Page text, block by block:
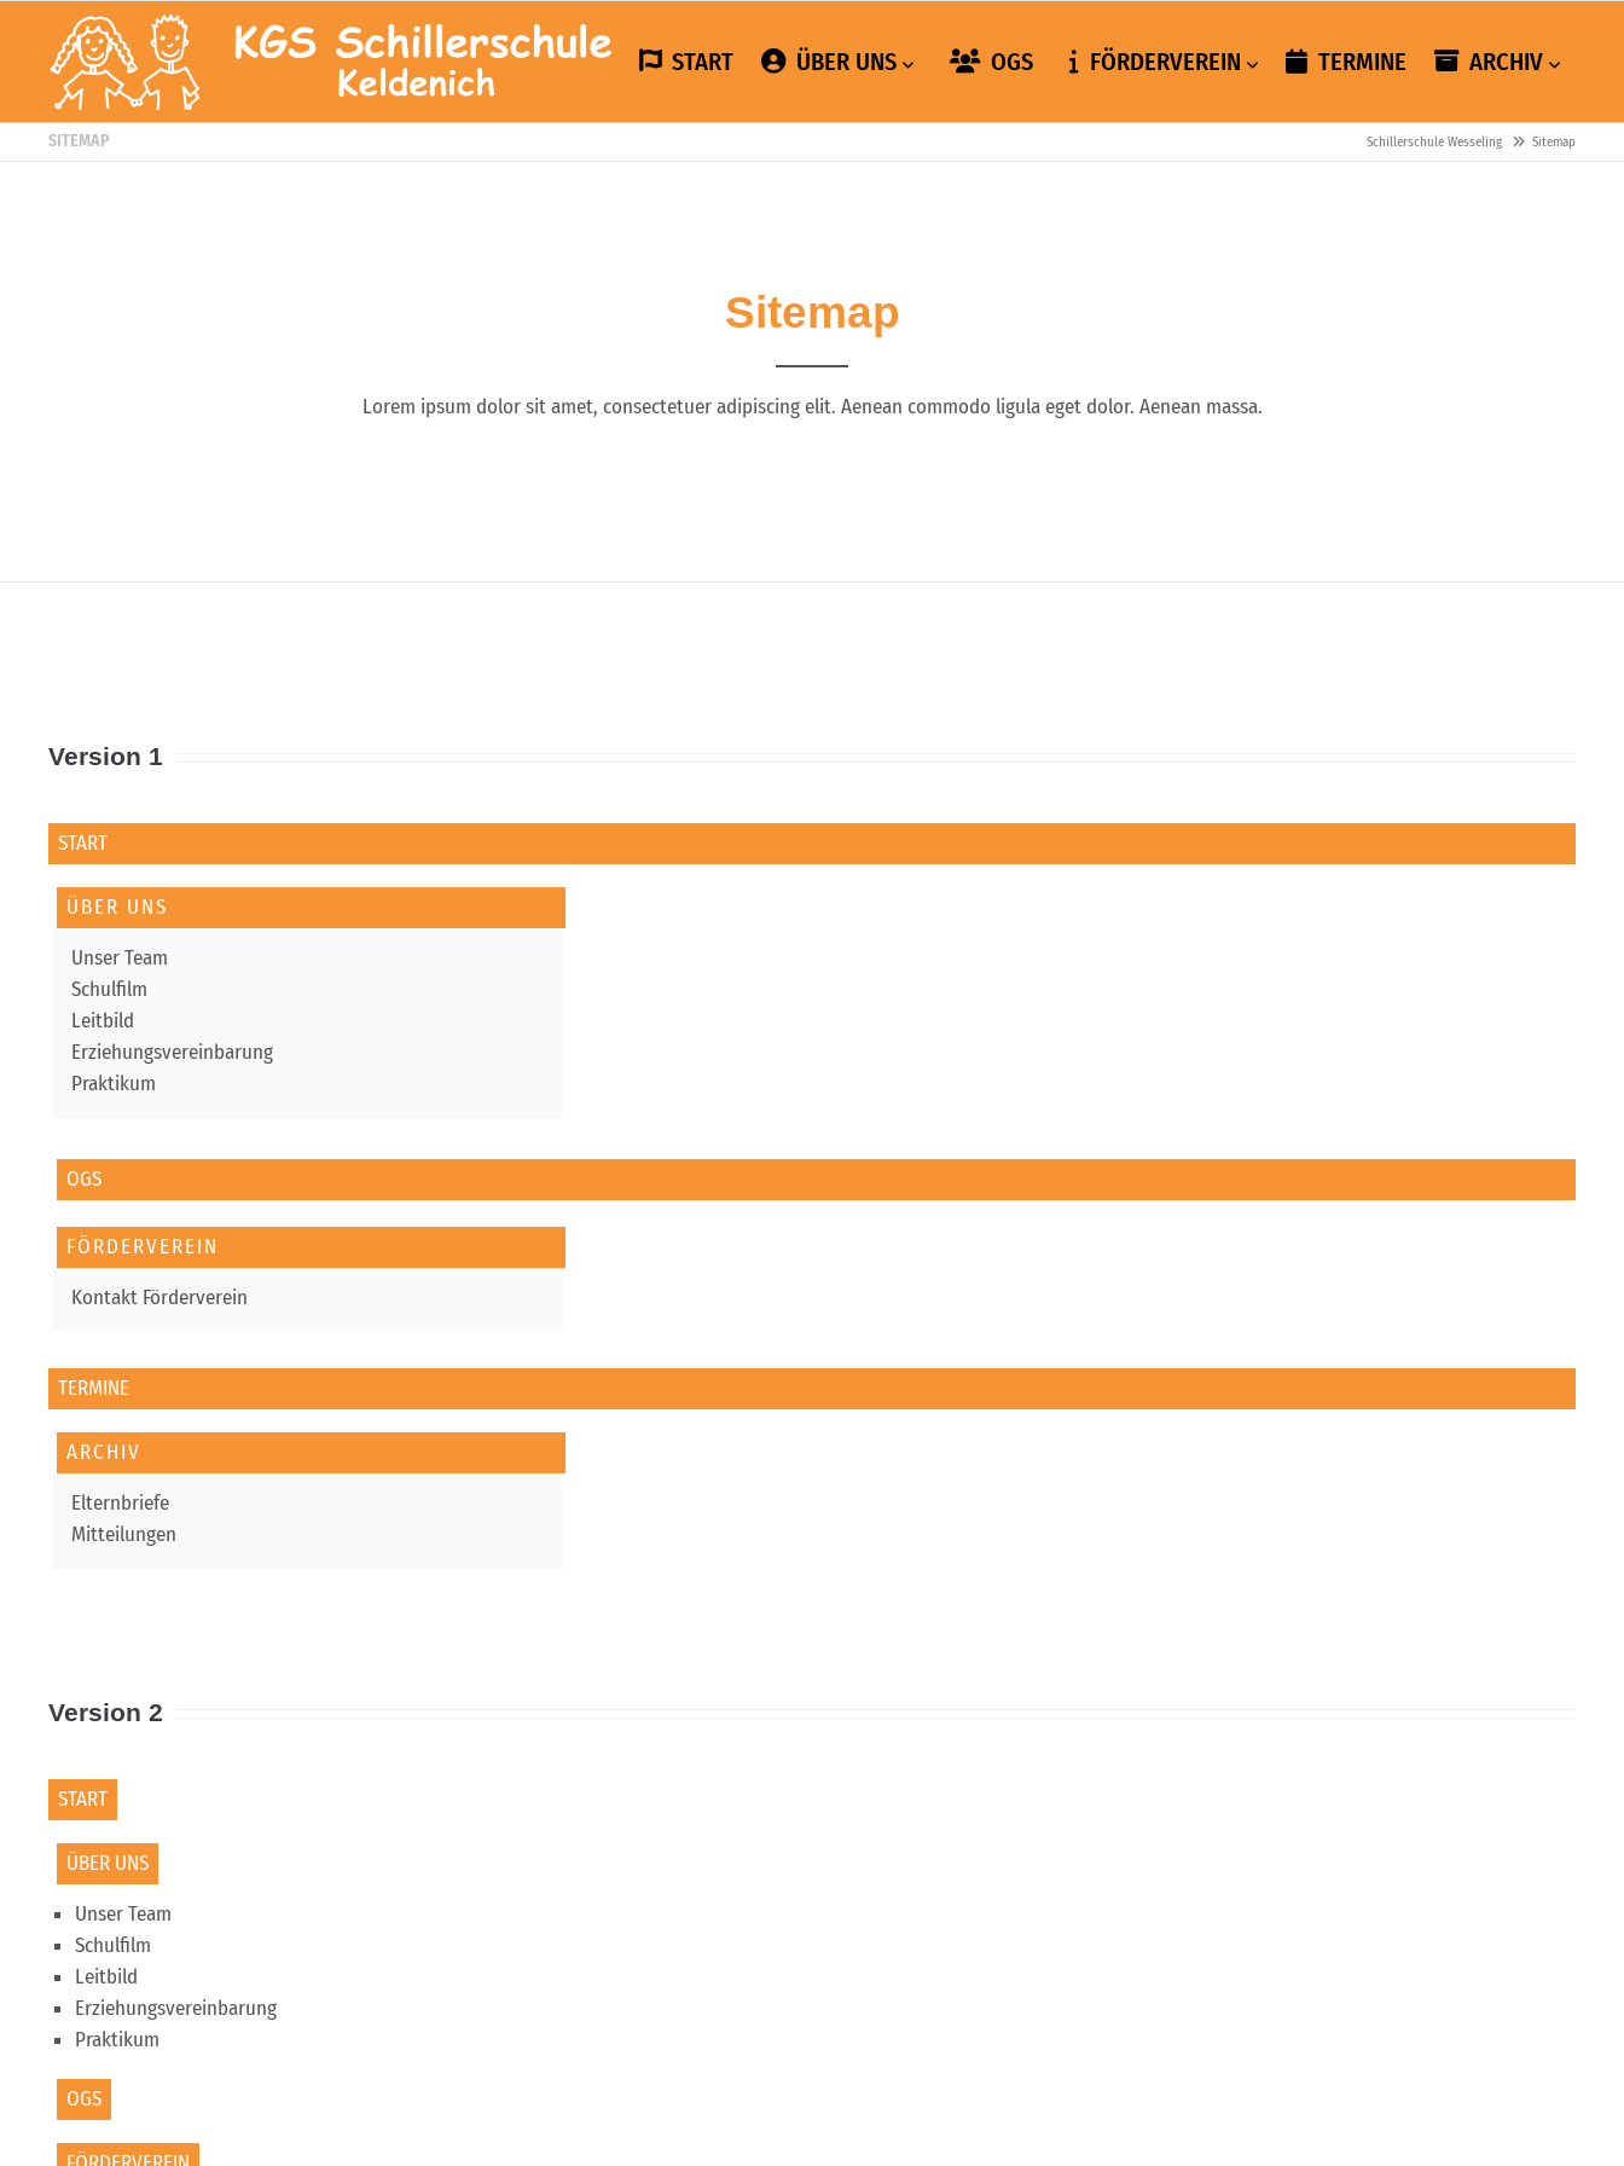
START ÜBER UNS OGS FÖRDERVEREIN TERMINE ARCHIV
SITEMAP Schillerschule Wesseling Sitemap
Sitemap
Lorem ipsum dolor sit amet, consectetuer adipiscing elit. Aenean commodo ligula eget dolor. Aenean massa.
Version 1
START
ÜBER UNS
Unser Team
Schulfilm
Leitbild
Erziehungsvereinbarung
Praktikum
OGS
FÖRDERVEREIN
Kontakt Förderverein
TERMINE
ARCHIV
Elternbriefe
Mitteilungen
Version 2
START
ÜBER UNS
Unser Team
Schulfilm
Leitbild
Erziehungsvereinbarung
Praktikum
OGS